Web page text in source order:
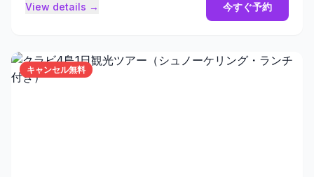
View details → 今すぐ予約
キャンセル無料